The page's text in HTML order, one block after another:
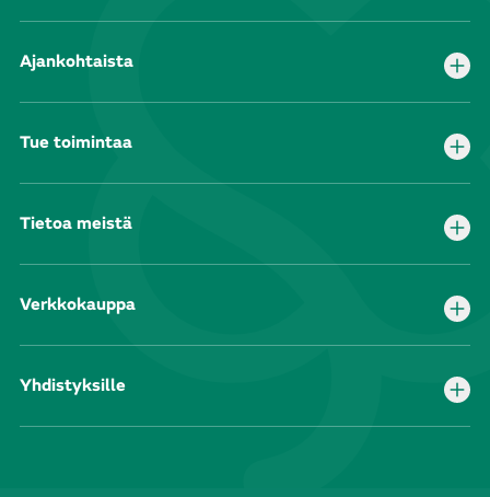
Ajankohtaista
Tue toimintaa
Tietoa meistä
Verkkokauppa
Yhdistyksille